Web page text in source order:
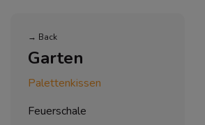
→ Back
Garten
Palettenkissen
Feuerschale